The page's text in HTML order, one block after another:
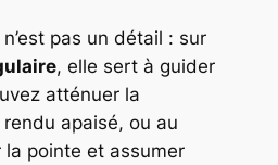
n’est pas un détail : sur
, elle sert à guider
atténuer la
apaisé, ou au
pointe et assumer